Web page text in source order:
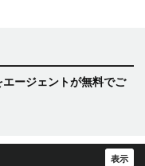
ージェントが無料でご